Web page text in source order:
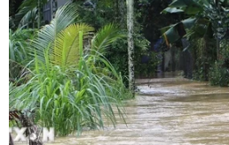
11/6. (Nguồn:
Kết quả cuối cùng cuộc
vòng 1 cho thấy đảng Nền
(REM) của Tổng thống
đồng minh đãgiành chiến